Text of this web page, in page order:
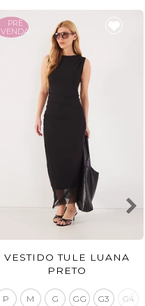
PRÈ
VENDA
VESTIDO TULE LUANA
PRETO
P M G GG G3 G4